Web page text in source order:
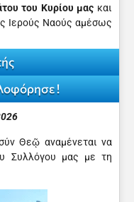
του Κυρίου μας και
Ιερούς Ναούς αμέσως
!
Θεῷ αναμένεται να
Συλλόγου μας με τη